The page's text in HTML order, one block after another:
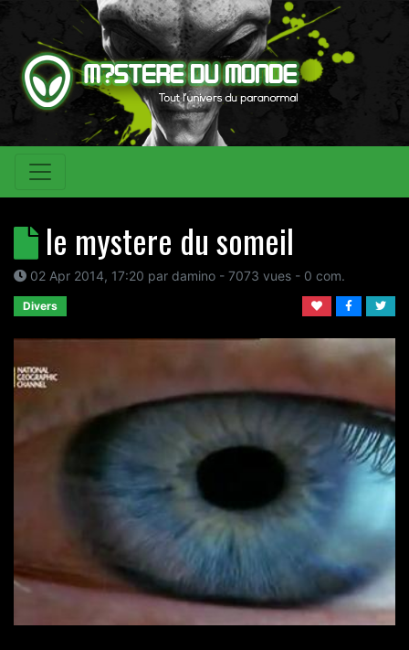
le mystere du someil
02 Apr 2014, 17:20 par damino - 7073 vues - 0 com.
Divers